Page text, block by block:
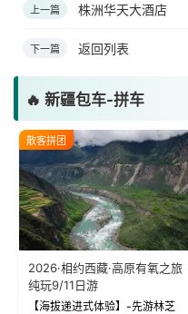
上一篇 株洲华天大酒店
下一篇 返回列表
🔥 新疆包车-拼车
散客拼团
2026·相约西藏·高原有氧之旅
纯玩9/11日游
【海拔递进式体验】-先游林芝